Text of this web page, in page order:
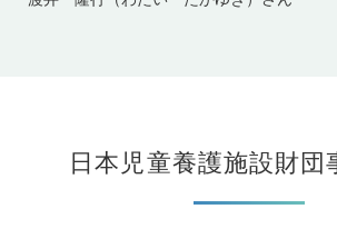
日本児童養護施設財団